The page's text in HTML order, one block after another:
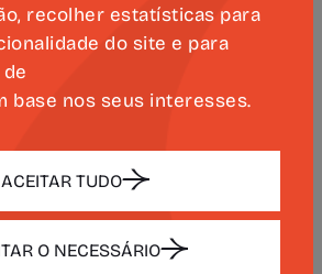
Mondim de Basto
"CABO DAS
MÚSICA, TEATRO E CINEMA
recolher estatísticas para
do site e para
base nos seus interesses.
ACEITAR TUDO
O NECESSÁRIO